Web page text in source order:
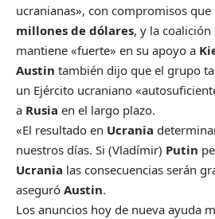
ucranianas», con compromisos
millones de dólares, y la coalición
mantiene «fuerte» en su apoyo a
Austin también dijo que el grupo
un Ejército ucraniano
a Rusia en el largo plazo.
«El resultado en Ucrania
nuestros días. Si (Vladímir) Putin
Ucrania las consecuencias serán
aseguró Austin.
Los anuncios hoy de nueva ayuda